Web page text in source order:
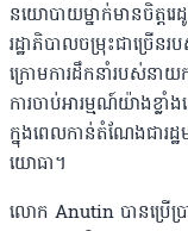
នយោបាយម្នាក់មានចិត្ត
រដ្ឋាភិបាលចម្រុះជាច្រើន
ក្រោមការដឹកនាំរបស់នា
ការចាប់អារម្មណ៍យ៉ាងខ្ល
ក្នុងពេលកាន់តំណែងជារដ្
យោធា។
លោក Anutin បានប្រើប្